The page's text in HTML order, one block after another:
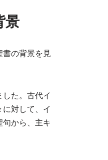
景
書の背景を見
た。古代イ
対して、イ
から、主キ